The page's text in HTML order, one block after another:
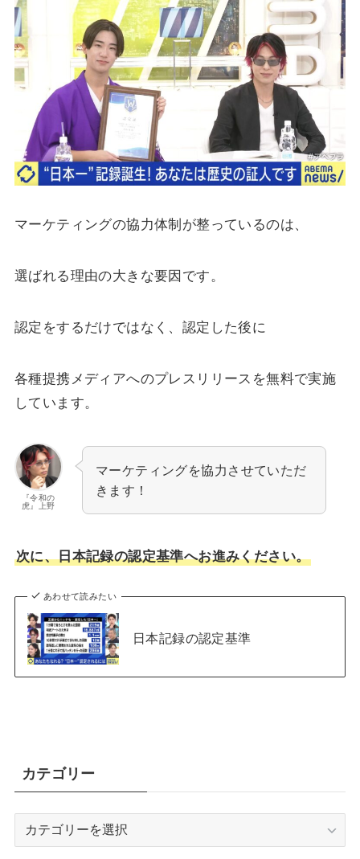
マーケティングの協力体制が整っているのは、
選ばれる理由の大きな要因です。
認定をするだけではなく、認定した後に
各種提携メディアへのプレスリリースを無料で実施
しています。
『令和の
虎』上野
マーケティングを協力させていただ
きます！
次に、日本記録の認定基準へお進みください。
あわせて読みたい
日本記録の認定基準
カテゴリー
テ